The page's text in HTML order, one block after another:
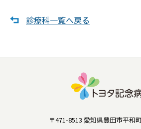
診療科一覧へ戻る
〒471-8513 愛知県豊田市平和